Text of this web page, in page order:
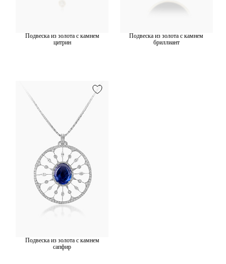
Подвеска из золота с камнем
цитрин
Подвеска из золота с камнем
бриллиант
Подвеска из золота с камнем
сапфир